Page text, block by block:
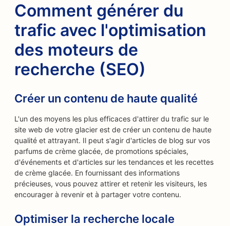
Comment générer du
trafic avec l'optimisation
des moteurs de
recherche (SEO)
Créer un contenu de haute qualité
L'un des moyens les plus efficaces d'attirer du trafic sur le
site web de votre glacier est de créer un contenu de haute
qualité et attrayant. Il peut s'agir d'articles de blog sur vos
parfums de crème glacée, de promotions spéciales,
d'événements et d'articles sur les tendances et les recettes
de crème glacée. En fournissant des informations
précieuses, vous pouvez attirer et retenir les visiteurs, les
encourager à revenir et à partager votre contenu.
Optimiser la recherche locale